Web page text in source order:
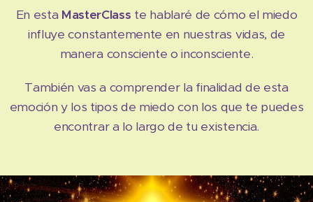
En esta MasterClass te hablaré de cómo el miedo
influye constantemente en nuestras vidas, de
manera consciente o inconsciente.
También vas a comprender la finalidad de esta
emoción y los tipos de miedo con los que te puedes
encontrar a lo largo de tu existencia.